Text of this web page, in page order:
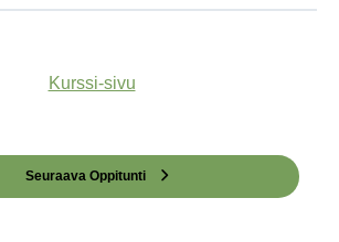
Kurssi-sivu
Seuraava Oppitunti